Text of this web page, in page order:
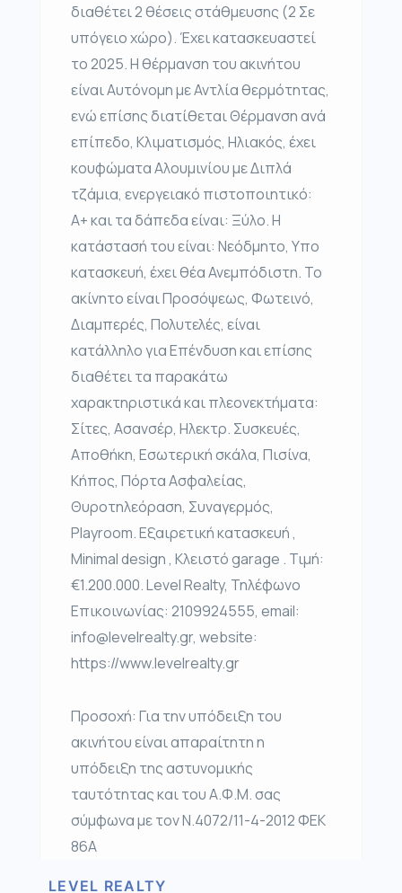
διαθέτει 2 θέσεις στάθμευσης (2 Σε
υπόγειο χώρο). Έχει κατασκευαστεί
το 2025. Η θέρμανση του ακινήτου
είναι Αυτόνομη με Αντλία θερμότητας,
ενώ επίσης διατίθεται Θέρμανση ανά
επίπεδο, Κλιματισμός, Ηλιακός, έχει
κουφώματα Αλουμινίου με Διπλά
τζάμια, ενεργειακό πιστοποιητικό:
Α+ και τα δάπεδα είναι: Ξύλο. Η
κατάστασή του είναι: Νεόδμητο, Υπο
κατασκευή, έχει θέα Ανεμπόδιστη. Το
ακίνητο είναι Προσόψεως, Φωτεινό,
Διαμπερές, Πολυτελές, είναι
κατάλληλο για Επένδυση και επίσης
διαθέτει τα παρακάτω
χαρακτηριστικά και πλεονεκτήματα:
Σίτες, Ασανσέρ, Ηλεκτρ. Συσκευές,
Αποθήκη, Εσωτερική σκάλα, Πισίνα,
Κήπος, Πόρτα Ασφαλείας,
Θυροτηλεόραση, Συναγερμός,
Playroom. Εξαιρετική κατασκευή ,
Μinimal design , Κλειστό garage . Τιμή:
€1.200.000. Level Realty, Τηλέφωνο
Επικοινωνίας: 2109924555, email:
info@levelrealty.gr, website:
https://www.levelrealty.gr
Προσοχή: Για την υπόδειξη του
ακινήτου είναι απαραίτητη η
υπόδειξη της αστυνομικής
ταυτότητας και του Α.Φ.Μ. σας
σύμφωνα με τον Ν.4072/11-4-2012 ΦΕΚ
86Α
LEVEL REALTY